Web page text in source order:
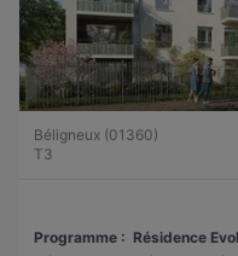
Béligneux (01360)
T3
Programme : Résidence